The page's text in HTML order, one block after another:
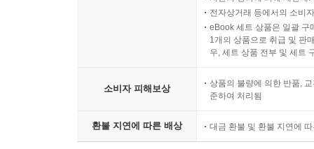
사건의 범인 애덤 란자도 마찬가지였다. 2014년
있는 학교에 대한 공격이 최소 17건, 범행 계획이
사건을 다루는 방식과도 중요하게 연결되어 있다
그는 기자들에게 트라우마에 대해 교육하면서 충
전자상거래 등에서의 소비
eBook 세트 상품은 일괄 구
1개의 상품으로 취급 및 판
우, 세트 상품 전부 및 세트
소비자 피해보상
상품의 불량에 의한 반품,
준하여 처리됨
환불 지연에 따른 배상 대금 환불 및 환불 지연에